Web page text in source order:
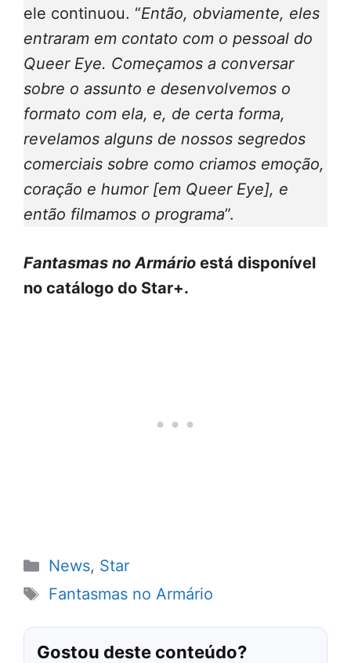
ele continuou. “Então, obviamente, eles
entraram em contato com o pessoal do
Queer Eye. Começamos a conversar
sobre o assunto e desenvolvemos o
formato com ela, e, de certa forma,
revelamos alguns de nossos segredos
comerciais sobre como criamos emoção,
coração e humor [em Queer Eye], e
então filmamos o programa”.
Fantasmas no Armário está disponível
no catálogo do Star+.
Categorias
News, Star
Tags
Fantasmas no Armário
Gostou deste conteúdo?